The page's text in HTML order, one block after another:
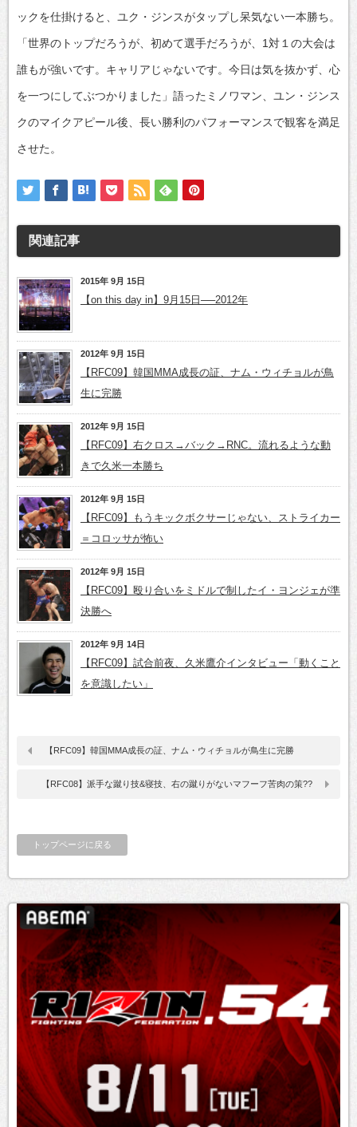
ックを仕掛けると、ユク・ジンスがタップし呆気ない一本勝ち。
「世界のトップだろうが、初めて選手だろうが、1対１の大会は
誰もが強いです。キャリアじゃないです。今日は気を抜かず、心
を一つにしてぶつかりました」語ったミノワマン、ユン・ジンス
クのマイクアピール後、長い勝利のパフォーマンスで観客を満足
させた。
関連記事
2015年 9月 15日
【on this day in】9月15日──2012年
2012年 9月 15日
【RFC09】韓国MMA成長の証、ナム・ウィチョルが鳥
生に完勝
2012年 9月 15日
【RFC09】右クロス→バック→RNC。流れるような動
きで久米一本勝ち
2012年 9月 15日
【RFC09】もうキックボクサーじゃない、ストライカー
＝コロッサが怖い
2012年 9月 15日
【RFC09】殴り合いをミドルで制したイ・ヨンジェが準
決勝へ
2012年 9月 14日
【RFC09】試合前夜、久米鷹介インタビュー「動くこと
を意識したい」
【RFC09】韓国MMA成長の証、ナム・ウィチョルが鳥生に完勝
【RFC08】派手な蹴り技&寝技、右の蹴りがないマフーフ苦肉の策??
トップページに戻る